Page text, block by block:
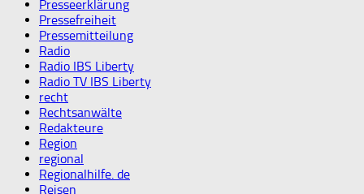
Presseerklärung
Pressefreiheit
Pressemitteilung
Radio
Radio IBS Liberty
Radio TV IBS Liberty
recht
Rechtsanwälte
Redakteure
Region
regional
Regionalhilfe. de
Reisen